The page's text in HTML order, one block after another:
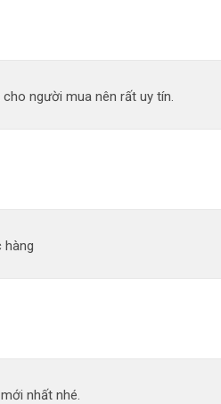
người mua nên rất uy tín.
hàng
nhất nhé.